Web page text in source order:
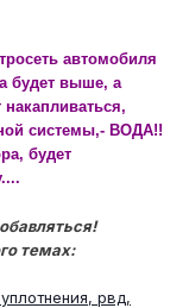
автомобиля
будет выше, а
системы,- ВОДА!!
будет
темах:
рвд,